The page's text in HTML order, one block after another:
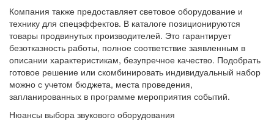
Компания также предоставляет световое оборудование и
технику для спецэффектов. В каталоге позиционируются
товары продвинутых производителей. Это гарантирует
безотказность работы, полное соответствие заявленным в
описании характеристикам, безупречное качество. Подобрать
готовое решение или скомбинировать индивидуальный набор
можно с учетом бюджета, места проведения,
запланированных в программе мероприятия событий.
Нюансы выбора звукового оборудования